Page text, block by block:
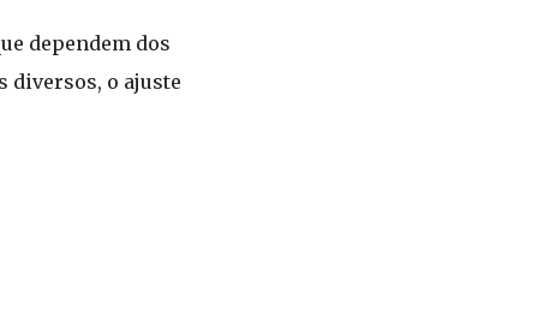
dependem dos
diversos, o ajuste